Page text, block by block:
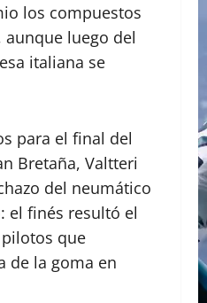
los compuestos
luego del
italiana se